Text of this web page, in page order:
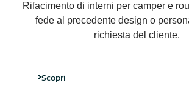
Rifacimento di interni per camper e
fede al precedente design o
richiesta del cliente.
Scopri